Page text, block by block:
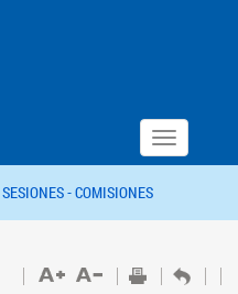
Toggle
navigation
SESIONES -COMISIONES